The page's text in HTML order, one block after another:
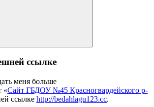
ссылке
меня больше
«Сайт ГБДОУ №45 Красногвардейского р-
ссылке http://bedahlagu123.cc.